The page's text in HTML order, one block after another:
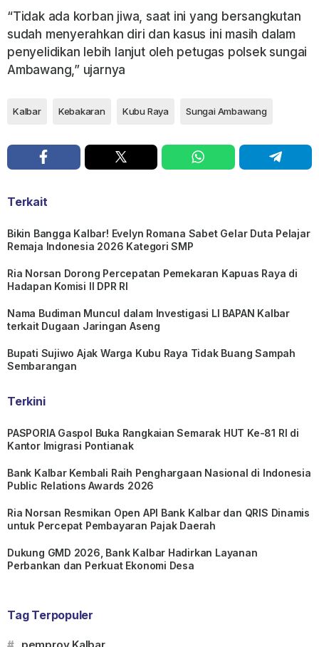
“Tidak ada korban jiwa, saat ini yang bersangkutan
sudah menyerahkan diri dan kasus ini masih dalam
penyelidikan lebih lanjut oleh petugas polsek sungai
Ambawang,” ujarnya
Kalbar Kebakaran Kubu Raya Sungai Ambawang
Terkait
Bikin Bangga Kalbar! Evelyn Romana Sabet Gelar Duta Pelajar
Remaja Indonesia 2026 Kategori SMP
Ria Norsan Dorong Percepatan Pemekaran Kapuas Raya di
Hadapan Komisi II DPR RI
Nama Budiman Muncul dalam Investigasi LI BAPAN Kalbar
terkait Dugaan Jaringan Aseng
Bupati Sujiwo Ajak Warga Kubu Raya Tidak Buang Sampah
Sembarangan
Terkini
PASPORIA Gaspol Buka Rangkaian Semarak HUT Ke-81 RI di
Kantor Imigrasi Pontianak
Bank Kalbar Kembali Raih Penghargaan Nasional di Indonesia
Public Relations Awards 2026
Ria Norsan Resmikan Open API Bank Kalbar dan QRIS Dinamis
untuk Percepat Pembayaran Pajak Daerah
Dukung GMD 2026, Bank Kalbar Hadirkan Layanan
Perbankan dan Perkuat Ekonomi Desa
Tag Terpopuler
# pemprov Kalbar